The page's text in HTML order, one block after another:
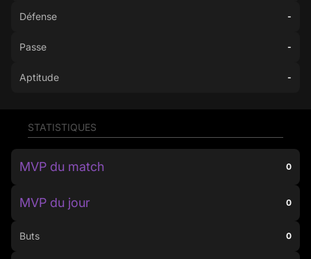
Défense -
Passe -
Aptitude -
STATISTIQUES
MVP du match 0
MVP du jour 0
Buts 0